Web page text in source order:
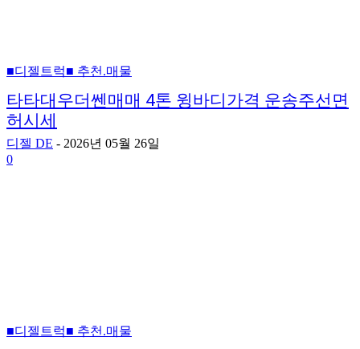
■디젤트럭■ 추천.매물
타타대우더쎈매매 4톤 윙바디가격 운송주선면
허시세
디젤 DE - 2026년 05월 26일
0
■디젤트럭■ 추천.매물